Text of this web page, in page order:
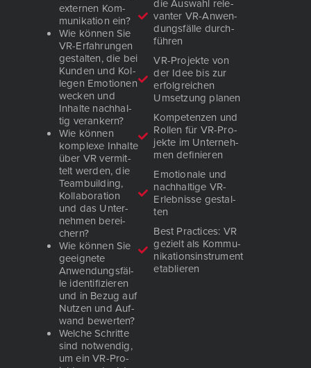
exter­nen Kom­
mu­ni­ka­ti­on ein?
Wie kön­nen Sie
VR-Erfah­run­gen
gestal­ten, die bei
Kun­den und Kol­
le­gen Emo­tio­nen
wecken und
Inhal­te nach­hal­
tig ver­an­kern?
Wie kön­nen
kom­ple­xe Inhal­te
über VR ver­mit­
telt wer­den, die
Team­buil­ding,
Kol­la­bo­ra­ti­on
und das Unter­
neh­men berei­
chern?
Wie kön­nen Sie
geeig­ne­te
Anwen­dungs­fäl­
le iden­ti­fi­zie­ren
und in Bezug auf
Nut­zen und Auf­
wand bewer­ten?
Wel­che Schrit­te
sind not­wen­dig,
um ein VR-Pro­
die Aus­wahl rele­
van­ter VR-Anwen­
dungs­fäl­le durch­
füh­ren
VR-Pro­jek­te von
der Idee bis zur
erfolg­rei­chen
Umset­zung pla­nen
Kom­pe­ten­zen und
Rol­len für VR-Pro­
jek­te im Unter­neh­
men defi­nie­ren
Emo­tio­na­le und
nach­hal­ti­ge VR-
Erleb­nis­se gestal­
ten
Best Prac­ti­ces: VR
gezielt als Kom­mu­
ni­ka­ti­ons­in­stru­ment
eta­blie­ren